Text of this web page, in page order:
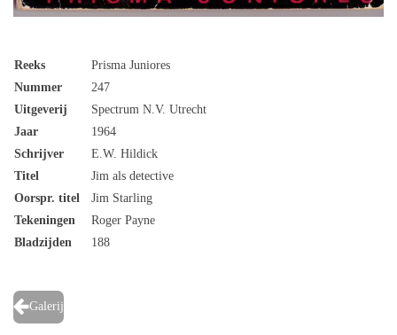
Reeks
Prisma Juniores
Nummer
247
Uitgeverij
Spectrum N.V. Utrecht
Jaar
1964
Schrijver
E.W. Hildick
Titel
Jim als detective
Oorspr. titel
Jim Starling
Tekeningen
Roger Payne
Bladzijden
188
Galerij